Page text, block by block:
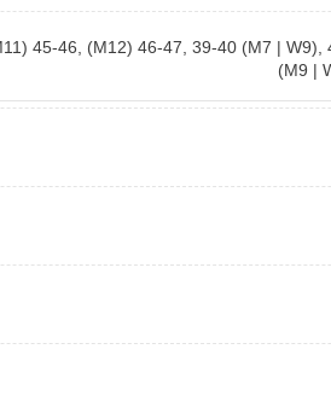
45-46 (M12) 46-47 39-40 (M7 | W9)
(M9 |